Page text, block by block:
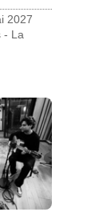
2027
- La